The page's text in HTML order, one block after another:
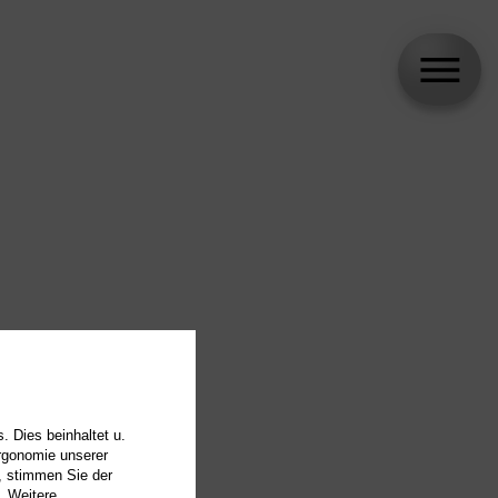
Dies beinhaltet u.
unserer
stimmen Sie der